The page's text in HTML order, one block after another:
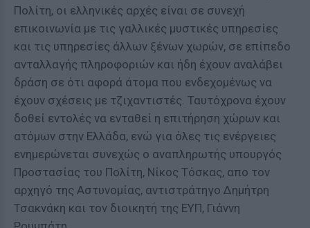
Πολίτη, οι ελληνικές αρχές είναι σε συνεχή
επικοινωνία με τις γαλλικές μυστικές υπηρεσίες
και τις υπηρεσίες άλλων ξένων χωρών, σε επίπεδο
ανταλλαγής πληροφοριών και ήδη έχουν αναλάβει
δράση σε ότι αφορά άτομα που ενδεχομένως να
έχουν σχέσεις με τζιχαντιστές. Ταυτόχρονα έχουν
δοθεί εντολές να ενταθεί η επιτήρηση χώρων και
ατόμων στην Ελλάδα, ενώ για όλες τις ενέργειες
ενημερώνεται συνεχώς ο αναπληρωτής υπουργός
Προστασίας του Πολίτη, Νίκος Τόσκας, απο τον
αρχηγό της Αστυνομίας, αντιστράτηγο Δημήτρη
Τσακνάκη και τον διοικητή της ΕΥΠ, Γιάννη